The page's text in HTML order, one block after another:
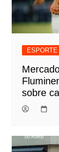
ESPORTE
sobre